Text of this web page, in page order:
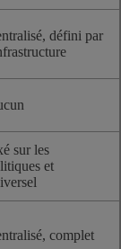
défini par
sur les
et
complet